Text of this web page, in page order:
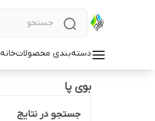
دسته‌بندی محصولاتخانه
بوی پا
جستجو در نتایج